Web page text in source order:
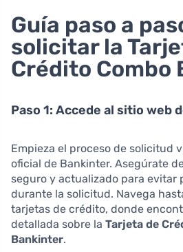
Guía paso a
solicitar la
Crédito Combo
Paso 1: Accede al sitio web
Empieza el proceso de solicitud
oficial de Bankinter. Asegúrate
seguro y actualizado para evitar
durante la solicitud. Navega
tarjetas de crédito, donde
detallada sobre la Tarjeta de
Bankinter.